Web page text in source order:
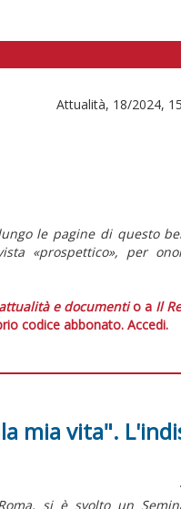
Attualità, 18/2024,
le pagine di questo
«prospettico», per
e documentio a Il
codice abbonato. Accedi.
mia vita".
si è svolto un